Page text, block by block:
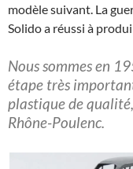
modèle suivant. La
Solido a réussi à
Nous sommes en
étape très
plastique de
Rhône-Poulenc.